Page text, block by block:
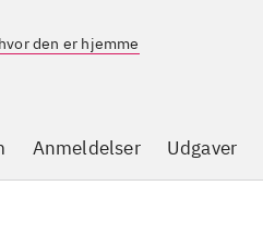
den er hjemme
Anmeldelser Udgaver